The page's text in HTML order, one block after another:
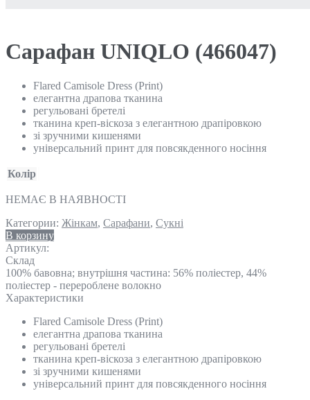
Сарафан UNIQLO (466047)
Flared Camisole Dress (Print)
елегантна драпова тканина
регульовані бретелі
тканина креп-віскоза з елегантною драпіровкою
зі зручними кишенями
універсальний принт для повсякденного носіння
Колір
НЕМАЄ В НАЯВНОСТІ
Категории: Жінкам, Сарафани, Сукні
В корзину
Артикул:
Склад
100% бавовна; внутрішня частина: 56% поліестер, 44%
поліестер - перероблене волокно
Характеристики
Flared Camisole Dress (Print)
елегантна драпова тканина
регульовані бретелі
тканина креп-віскоза з елегантною драпіровкою
зі зручними кишенями
універсальний принт для повсякденного носіння